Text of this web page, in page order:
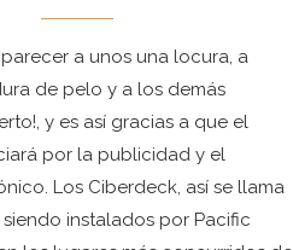
a unos una locura, a
de pelo y a los demás
y es así gracias a que el
por la publicidad y el
Los Ciberdeck, así se llama
instalados por Pacific